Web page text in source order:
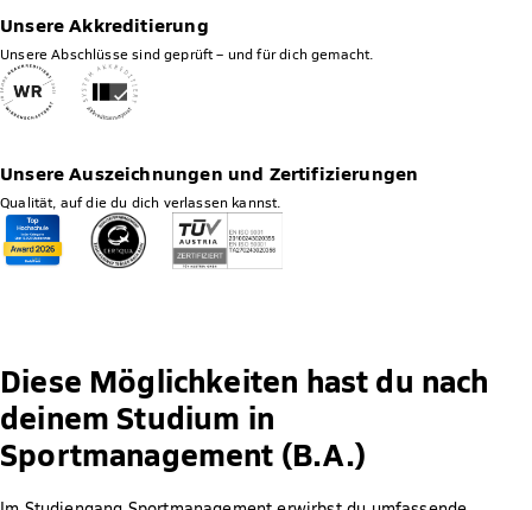
Unsere Akkreditierung
Unsere Abschlüsse sind geprüft – und für dich gemacht.
Unsere Auszeichnungen und Zertifizierungen
Qualität, auf die du dich verlassen kannst.
Diese Möglichkeiten hast du nach
deinem Studium in
Sportmanagement (B.A.)